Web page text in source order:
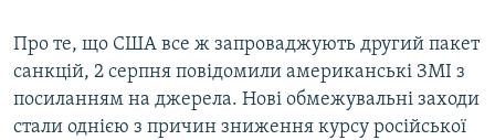
Про те, що США все ж запроваджують другий пакет
санкцій, 2 серпня повідомили американські ЗМІ з
посиланням на джерела. Нові обмежувальні заходи
стали однією з причин зниження курсу російської